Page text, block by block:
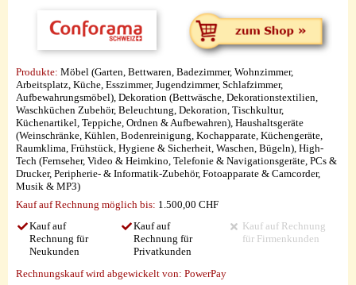
Produkte: Möbel (Garten, Bettwaren, Badezimmer, Wohnzimmer,
Arbeitsplatz, Küche, Esszimmer, Jugendzimmer, Schlafzimmer,
Aufbewahrungsmöbel), Dekoration (Bettwäsche, Dekorationstextilien,
Waschküchen Zubehör, Beleuchtung, Dekoration, Tischkultur,
Küchenartikel, Teppiche, Ordnen & Aufbewahren), Haushaltsgeräte
(Weinschränke, Kühlen, Bodenreinigung, Kochapparate, Küchengeräte,
Raumklima, Frühstück, Hygiene & Sicherheit, Waschen, Bügeln), High-
Tech (Fernseher, Video & Heimkino, Telefonie & Navigationsgeräte, PCs &
Drucker, Peripherie- & Informatik-Zubehör, Fotoapparate & Camcorder,
Musik & MP3)
Kauf auf Rechnung möglich bis: 1.500,00 CHF
Kauf auf
Rechnung für
Neukunden
Kauf auf
Rechnung für
Privatkunden
Kauf auf Rechnung
für Firmenkunden
Rechnungskauf wird abgewickelt von: PowerPay